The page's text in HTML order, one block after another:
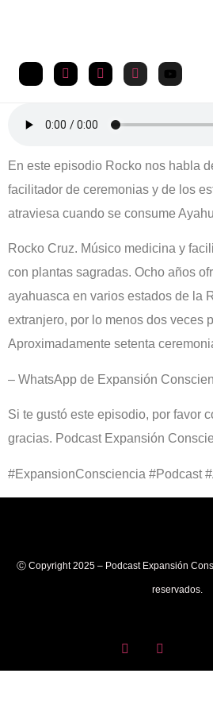
En este episodio Rocko nos habla
facilitador de ceremonias y de los
atraviesa cuando se consume
Rocko Cruz. Músico medicina y
con plantas sagradas. Ocho años
ayahuasca en varios estados de la
extranjero, por lo menos dos veces
Aproximadamente setenta
– WhatsApp de Expansión
Si te gustó este episodio, por favor
gracias. Podcast Expansión
#ExpansionConsciencia #Podcast
Ⓒ Copyright 2025 – Podcast Expansión
reservados.